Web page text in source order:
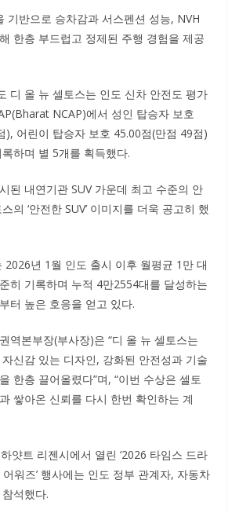
기반으로 승차감과 서스펜션 성능, NVH
한층 부드럽고 정제된 주행 경험을 제공
디 올 뉴 셀토스는 인도 신차 안전도 평가
NCAP)에서 성인 탑승자 보호
), 어린이 탑승자 보호 45.00점(만점 49점)
하며 별 5개를 획득했다.
된 내연기관 SUV 가운데 최고 수준의 안
의 ‘안전한 SUV’ 이미지를 더욱 공고히 했
2026년 1월 인도 출시 이후 월평균 1만 대
히 기록하며 누적 4만2554대를 달성하는
터 높은 호응을 얻고 있다.
역본부장(부사장)은 “디 올 뉴 셀토스는
신감 있는 디자인, 강화된 안전성과 기술
한층 끌어올렸다”며, “이번 수상은 셀토
쌓아온 신뢰를 다시 한번 확인하는 계
얏트 리젠시에서 열린 ‘2026 타임스 드라
워즈’ 행사에는 인도 정부 관계자, 자동차
석했다.